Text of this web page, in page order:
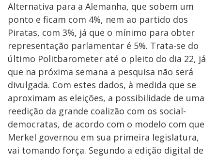
Alternativa para a Alemanha, que sobem um
ponto e ficam com 4%, nem ao partido dos
Piratas, com 3%, já que o mínimo para obter
representação parlamentar é 5%. Trata-se do
último Politbarometer até o pleito do dia 22, já
que na próxima semana a pesquisa não será
divulgada. Com estes dados, à medida que se
aproximam as eleições, a possibilidade de uma
reedição da grande coalizão com os social-
democratas, de acordo com o modelo com que
Merkel governou em sua primeira legislatura,
vai tomando força. Segundo a edição digital de